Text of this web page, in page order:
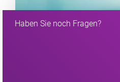
Haben Sie noch Fragen?